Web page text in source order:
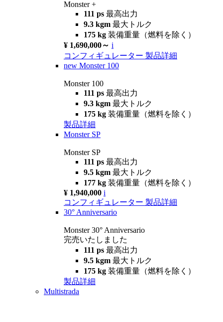
Monster +
111 ps 最高出力
9.3 kgm 最大トルク
175 kg 装備重量（燃料を除く）
¥ 1,690,000～ i
コンフィギュレーター 製品詳細
new Monster 100
Monster 100
111 ps 最高出力
9.3 kgm 最大トルク
175 kg 装備重量（燃料を除く）
製品詳細
Monster SP
Monster SP
111 ps 最高出力
9.5 kgm 最大トルク
177 kg 装備重量（燃料を除く）
¥ 1,940,000 i
コンフィギュレーター 製品詳細
30° Anniversario
Monster 30° Anniversario
完売いたしました
111 ps 最高出力
9.5 kgm 最大トルク
175 kg 装備重量（燃料を除く）
製品詳細
Multistrada